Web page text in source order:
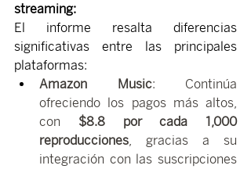
streaming:
El informe resalta diferencias
significativas entre las principales
plataformas:
Amazon Music: Continúa
ofreciendo los pagos más altos,
con $8.8 por cada 1,000
reproducciones , gracias a su
integración con las suscripciones